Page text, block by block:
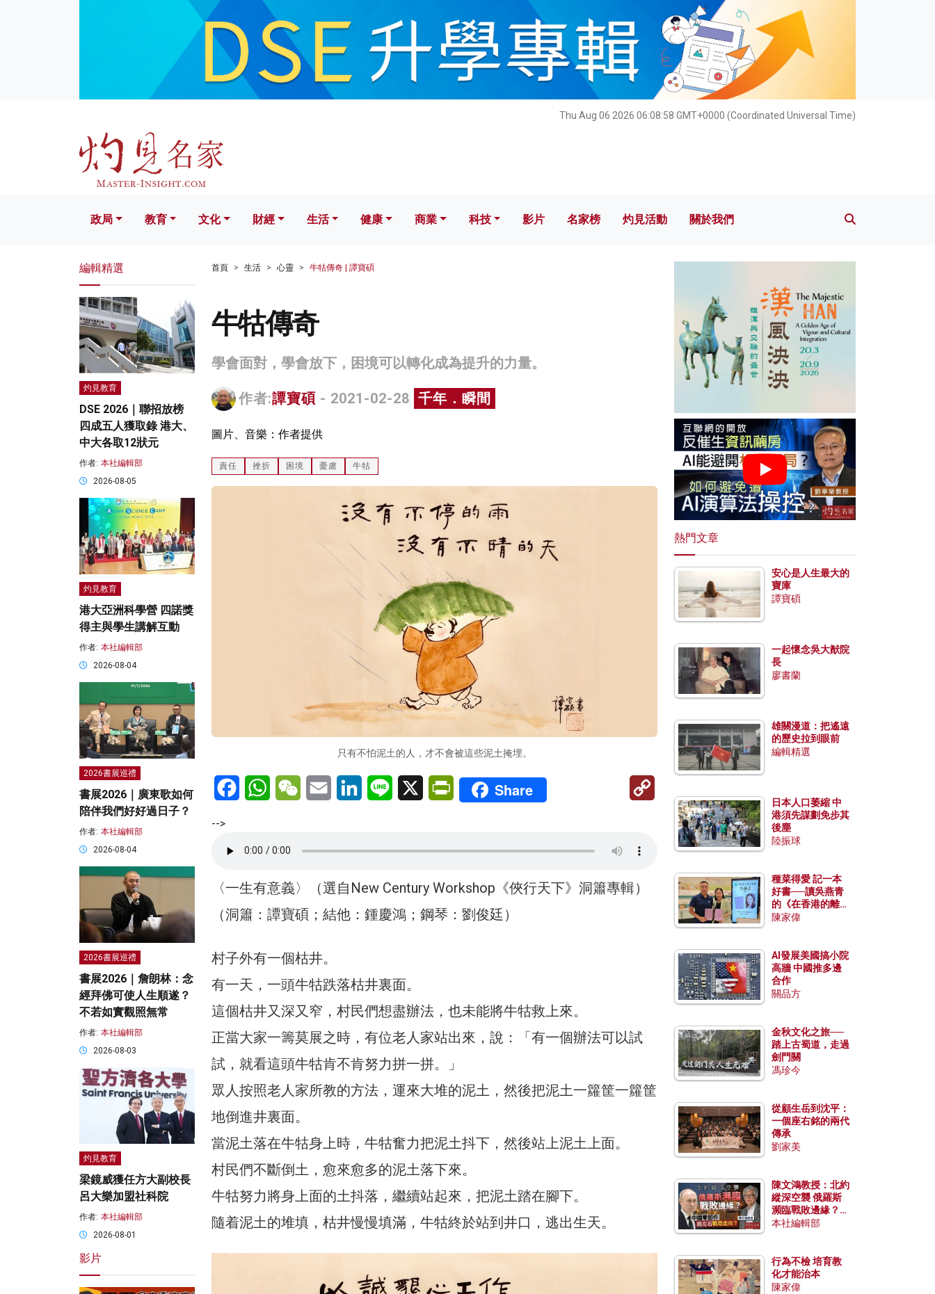
Thu Aug 06 2026 06:09:00 GMT+0000 (Coordinated Universal Time)
文化 財經 生活 健康 科技 影片 名家榜 灼見活動 關於我們
政局 教育 文化 財經 生活 健康 商業 科技 影片 名家榜 灼見活動 關於我們
首頁 生活 心靈 牛牯傳奇 | 譚寶碩
牛牯傳奇
學會面對，學會放下，困境可以轉化成為提升的力量。
作者:譚寶碩 - 2021-02-28 千年．瞬間
圖片、音樂：作者提供
責任 挫折 困境 憂慮 牛牯
只有不怕泥土的人，才不會被這些泥土掩埋。
FacebookWhatsAppWeChatEmail LinkedInLine X PrintFriendly
Share
-->
〈一生有意義〉（選自New Century Workshop《俠行天下》洞簫專輯）
（洞簫：譚寶碩；結他：鍾慶鴻；鋼琴：劉俊廷）
村子外有一個枯井。
有一天，一頭牛牯跌落枯井裏面。
這個枯井又深又窄，村民們想盡辦法，也未能將牛牯救上來。
正當大家一籌莫展之時，有位老人家站出來，說：「有一個辦法可以試
試，就看這頭牛牯肯不肯努力拼一拼。」
眾人按照老人家所教的方法，運來大堆的泥土，然後把泥土一籮筐一籮筐
地倒進井裏面。
當泥土落在牛牯身上時，牛牯奮力把泥土抖下，然後站上泥土上面。
村民們不斷倒土，愈來愈多的泥土落下來。
牛牯努力將身上面的土抖落，繼續站起來，把泥土踏在腳下。
隨着泥土的堆填，枯井慢慢填滿，牛牯終於站到井口，逃出生天。
編輯精選
灼見教育
DSE 2026｜聯招放榜
四成五人獲取錄 港大、
中大各取12狀元
作者: 本社編輯部
2026-08-05
灼見教育
港大亞洲科學營 四諾獎
得主與學生講解互動
作者: 本社編輯部
2026-08-04
2026書展巡禮
書展2026｜廣東歌如何
陪伴我們好好過日子？
作者: 本社編輯部
2026-08-04
2026書展巡禮
書展2026｜詹朗林：念
經拜佛可使人生順遂？
不若如實觀照無常
作者: 本社編輯部
2026-08-03
灼見教育
梁鏡威獲任方大副校長
呂大樂加盟社科院
作者: 本社編輯部
2026-08-01
影片
熱門文章
安心是人生最大的
寶庫
譚寶碩
一起懷念吳大猷院
長
廖書蘭
雄關漫道：把遙遠
的歷史拉到眼前
編輯精選
日本人口萎縮 中
港須先謀劃免步其
後塵
陸振球
種菜得愛 記一本
好書──讀吳燕青
的《在香港的離島
種菜》
陳家偉
AI發展美國搞小院
高牆 中國推多邊
合作
關品方
金秋文化之旅──
踏上古蜀道，走過
劍門關
馮珍今
從顧生岳到沈平：
一個座右銘的兩代
傳承
劉家美
陳文鴻教授：北約
縱深空襲 俄羅斯
瀕臨戰敗邊緣？中
國零部件能左右戰
本社編輯部
行為不檢 培育教
化才能治本
陳家偉